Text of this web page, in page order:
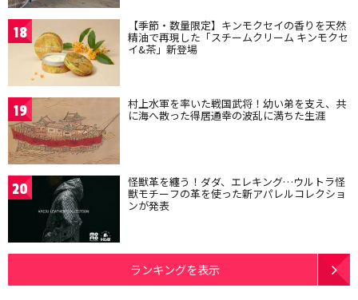
18 【季節・数量限定】キンモクセイの香りを天然
精油で再現した「スチームクリーム キンモクセ
イ&茶」新登場
19 村上水軍を率いた戦国武将！幼い弟を支え、共
に海へ散った得居通幸の波乱に満ちた生涯
20 怪獣革を纏う！ダダ、エレキング…ウルトラ怪
獣モチーフの革を使った新アパレルコレクショ
ンが発表
ランキングを表示